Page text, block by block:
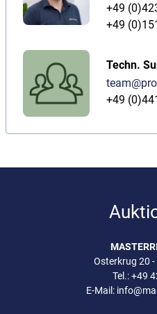
+49
+49
Techn.
+49
Osterkrug 20
Tel.:+49
E-Mail: